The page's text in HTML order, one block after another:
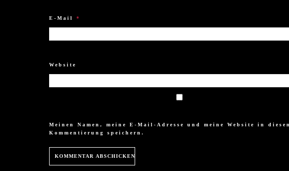
E-Mail *
Website
Meinen Namen, meine E-Mail-Adresse und meine Website in
Kommentierung speichern.